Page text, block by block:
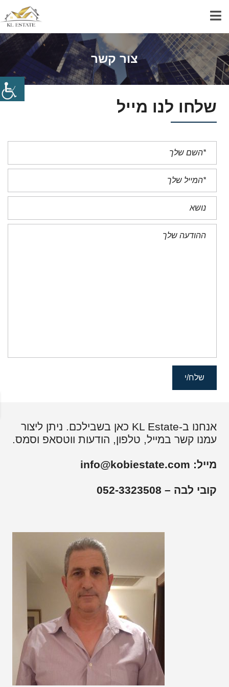
צור קשר
שלחו לנו מייל
אנחנו ב-KL Estate כאן בשבילכם. ניתן ליצור
עמנו קשר במייל, טלפון, הודעות ווטסאפ וסמס.
מייל: info@kobiestate.com
קובי לבה – 052-3323508